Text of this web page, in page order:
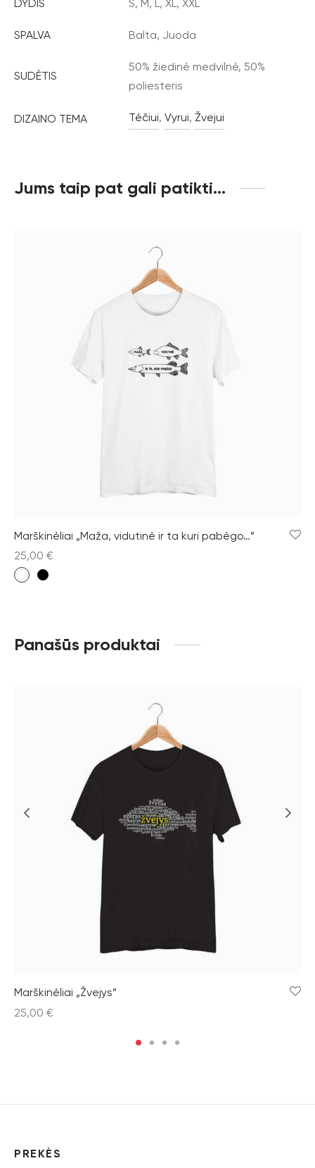
DYDIS S, M, L, XL, XXL
SPALVA Balta, Juoda
SUDĖTIS
50% žiedinė medvilnė, 50%
poliesteris
DIZAINO TEMA Tėčiui, Vyrui, Žvejui
Jums taip pat gali patikti…
Marškinėliai „Maža, vidutinė ir ta kuri pabėgo…”
25,00 €
Panašūs produktai
Marškinėliai „Žvejys”
25,00 €
PREKĖS